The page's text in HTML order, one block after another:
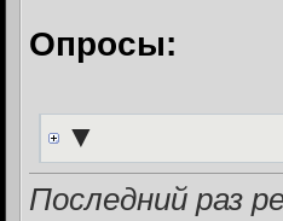
Опросы:
▼
Последний раз